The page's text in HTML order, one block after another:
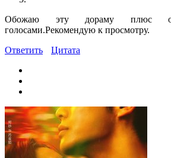
Обожаю эту дораму плюс
голосами.Рекомендую к просмотру.
Ответить
Цитата